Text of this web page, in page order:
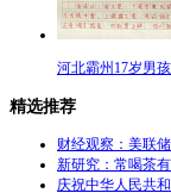
河北霸州17岁男
精选推荐
财经观察：美联
新研究：常喝茶
庆祝中华人民共